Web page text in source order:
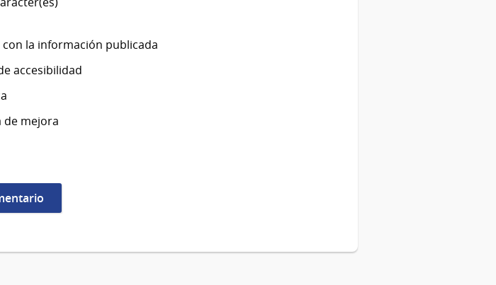
la información publicada
accesibilidad
de mejora